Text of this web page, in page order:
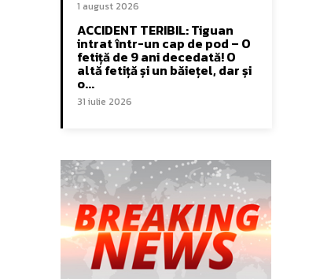
1 august 2026
ACCIDENT TERIBIL: Tiguan
intrat într-un cap de pod – O
fetiță de 9 ani decedată! O
altă fetiță și un băiețel, dar și
o...
31 iulie 2026